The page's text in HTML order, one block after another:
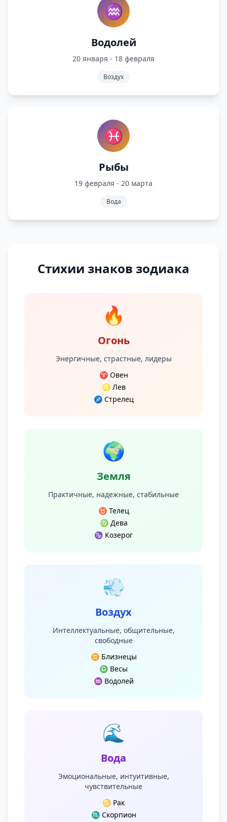
♒
Водолей
20 января - 18 февраля
Воздух
♓
Рыбы
19 февраля - 20 марта
Вода
Стихии знаков зодиака
🔥
Огонь
Энергичные, страстные, лидеры
♈ Овен
♌ Лев
♐ Стрелец
🌍
Земля
Практичные, надежные, стабильные
♉ Телец
♍ Дева
♑ Козерог
💨
Воздух
Интеллектуальные, общительные,
свободные
♊ Близнецы
♎ Весы
♒ Водолей
🌊
Вода
Эмоциональные, интуитивные,
чувствительные
♋ Рак
♏ Скорпион